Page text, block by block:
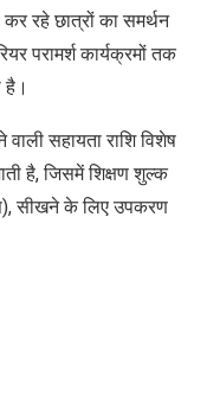
रहे छात्रों का समर्थन
परामर्श कार्यक्रमों तक
है।
सहायता राशि विशेष
है, जिसमें शिक्षण शुल्क
सीखने के लिए उपकरण